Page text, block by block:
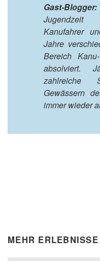
Gast-
Jugendzeit
Kanufahrer
Jahre
Bereich
absolviert.
zahlreiche
Gewässern
immer wieder
MEHR